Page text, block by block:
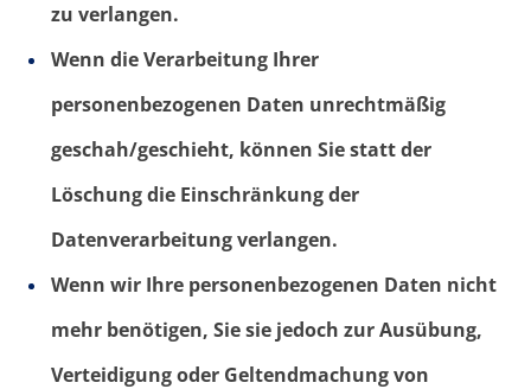
zu verlangen.
Wenn die Verarbeitung Ihrer
personenbezogenen Daten unrechtmäßig
geschah/geschieht, können Sie statt der
Löschung die Einschränkung der
Datenverarbeitung verlangen.
Wenn wir Ihre personenbezogenen Daten nicht
mehr benötigen, Sie sie jedoch zur Ausübung,
Verteidigung oder Geltendmachung von